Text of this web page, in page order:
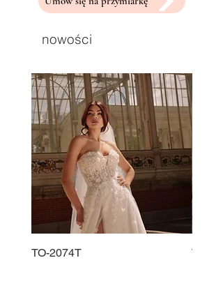
nowości
TO-2074T TO-